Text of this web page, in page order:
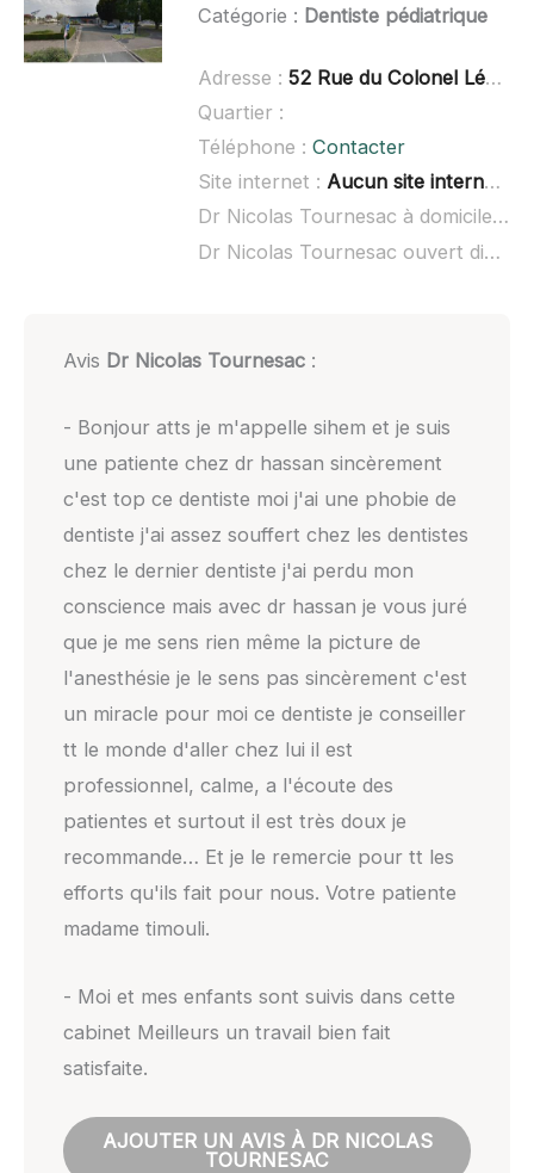
Catégorie : Dentiste pédiatrique
Adresse : 52 Rue du Colonel Léon Faye, 49000 Écouflant
Quartier :
Téléphone : Contacter
Site internet : Aucun site internet connu
Dr Nicolas Tournesac à domicile :
Dr Nicolas Tournesac ouvert dimanche :
Avis Dr Nicolas Tournesac:
- Bonjour atts je m'appelle sihem et je suis
une patiente chez dr hassan sincèrement
c'est top ce dentiste moi j'ai une phobie de
dentiste j'ai assez souffert chez les dentistes
chez le dernier dentiste j'ai perdu mon
conscience mais avec dr hassan je vous juré
que je me sens rien même la picture de
l'anesthésie je le sens pas sincèrement c'est
un miracle pour moi ce dentiste je conseiller
tt le monde d'aller chez lui il est
professionnel, calme, a l'écoute des
patientes et surtout il est très doux je
recommande… Et je le remercie pour tt les
efforts qu'ils fait pour nous. Votre patiente
madame timouli.
- Moi et mes enfants sont suivis dans cette
cabinet Meilleurs un travail bien fait
satisfaite.
AJOUTER UN AVIS À DR NICOLAS
TOURNESAC